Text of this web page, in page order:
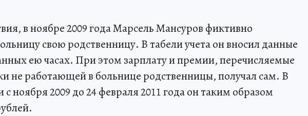
в ноябре 2009 года Марсель Мансуров фиктивно
свою родственницу. В табели учета он вносил данные
ею часах. При этом зарплату и премии, перечисляемые
не работающей в больнице родственницы, получал сам. В
ноября 2009 до 24 февраля 2011 года он таким образом